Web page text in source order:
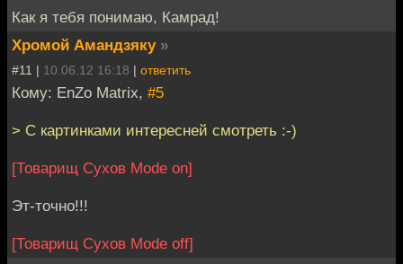
Как я тебя понимаю, Камрад!
Хромой Амандзяку »
#11 | 10.06.12 16:18 | ответить
Кому: EnZo Matrix, #5
> С картинками интересней смотреть :-)
[Товарищ Сухов Mode on]
Эт-точно!!!
[Товарищ Сухов Mode off]